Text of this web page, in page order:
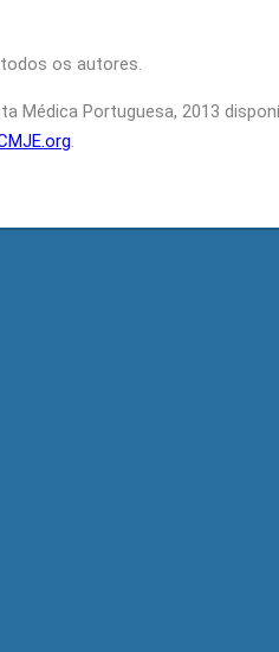
os autores.
Médica Portuguesa, 2013
.